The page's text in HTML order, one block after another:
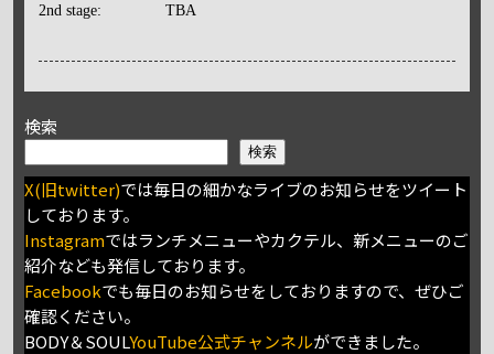
2nd stage: TBA
検索
検索
X(旧twitter)では毎日の細かなライブのお知らせをツイート
しております。
Instagramではランチメニューやカクテル、新メニューのご
紹介なども発信しております。
Facebookでも毎日のお知らせをしておりますので、ぜひご
確認ください。
BODY＆SOULYouTube公式チャンネルができました。